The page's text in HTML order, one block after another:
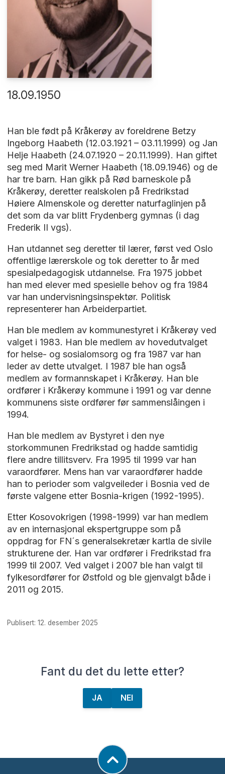
18.09.1950
Han ble født på Kråkerøy av foreldrene Betzy
Ingeborg Haabeth (12.03.1921 – 03.11.1999) og Jan
Helje Haabeth (24.07.1920 – 20.11.1999). Han giftet
seg med Marit Werner Haabeth (18.09.1946) og de
har tre barn. Han gikk på Rød barneskole på
Kråkerøy, deretter realskolen på Fredrikstad
Høiere Almenskole og deretter naturfaglinjen på
det som da var blitt Frydenberg gymnas (i dag
Frederik II vgs).
Han utdannet seg deretter til lærer, først ved Oslo
offentlige lærerskole og tok deretter to år med
spesialpedagogisk utdannelse. Fra 1975 jobbet
han med elever med spesielle behov og fra 1984
var han undervisningsinspektør. Politisk
representerer han Arbeiderpartiet.
Han ble medlem av kommunestyret i Kråkerøy ved
valget i 1983. Han ble medlem av hovedutvalget
for helse- og sosialomsorg og fra 1987 var han
leder av dette utvalget. I 1987 ble han også
medlem av formannskapet i Kråkerøy. Han ble
ordfører i Kråkerøy kommune i 1991 og var denne
kommunens siste ordfører før sammenslåingen i
1994.
Han ble medlem av Bystyret i den nye
storkommunen Fredrikstad og hadde samtidig
flere andre tillitsverv. Fra 1995 til 1999 var han
varaordfører. Mens han var varaordfører hadde
han to perioder som valgveileder i Bosnia ved de
første valgene etter Bosnia-krigen (1992-1995).
Etter Kosovokrigen (1998-1999) var han medlem
av en internasjonal ekspertgruppe som på
oppdrag for FN´s generalsekretær kartla de sivile
strukturene der. Han var ordfører i Fredrikstad fra
1999 til 2007. Ved valget i 2007 ble han valgt til
fylkesordfører for Østfold og ble gjenvalgt både i
2011 og 2015.
Publisert: 12. desember 2025
Fant du det du lette etter?
JA NEI